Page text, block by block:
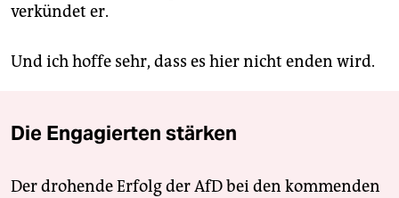
verkündet er.
Und ich hoffe sehr, dass es hier nicht enden wird.
Die Engagierten stärken
Der drohende Erfolg der AfD bei den kommenden